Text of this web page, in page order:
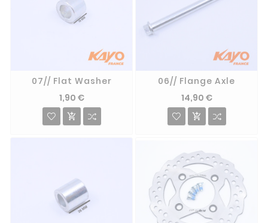
07// Flat Washer
1,90 €

06// Flange Axle
14,90 €
